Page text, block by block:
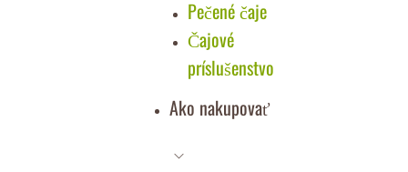
Pečené čaje
Čajové
príslušenstvo
Ako nakupovať